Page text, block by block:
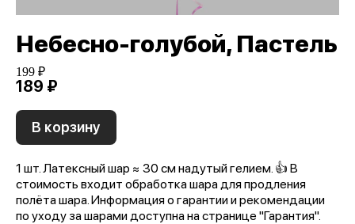
Небесно-голубой, Пастель
199 ₽
189 ₽
В корзину
1 шт. Латексный шар ≈ 30 см надутый гелием. 👍 В
стоимость входит обработка шара для продления
полёта шара. Информация о гарантии и рекомендации
по уходу за шарами доступна на странице "Гарантия".